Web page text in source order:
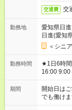
交通費 交
勤務地
愛知県日
日進(愛知
＜シニ
勤務時間
★1日6時間～の時短シ
16:00 9:00～
場合、他
ん ※法令
となりま
短時間・
期間
開始日は
でも働けま